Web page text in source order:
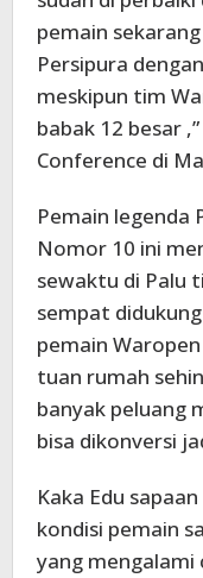
pemain
Persipura
meskipun tim
babak 12 besar
Conference di
Pemain legenda
Nomor 10 ini
sewaktu di Palu
sempat
pemain
tuan rumah
banyak peluang
bisa dikonversi
Kaka Edu
kondisi pemain
yang mengalami